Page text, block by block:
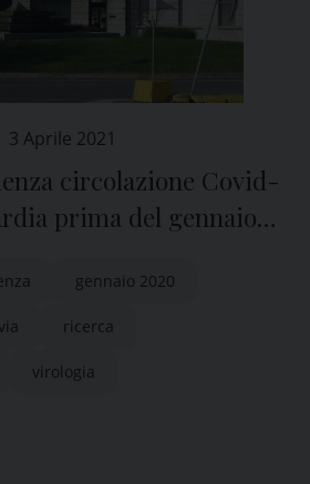
3 Aprile 2021
circolazione Covid-
prima del gennaio
gennaio 2020
ricerca
virologia